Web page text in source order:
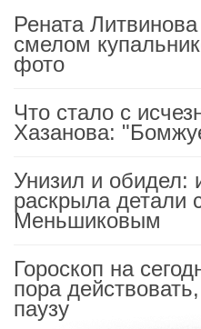
Рената
смелом
фото
Что стало с
Хазанова:
Унизил и обидел:
раскрыла детали
Меньшиковым
Гороскоп на
пора
паузу